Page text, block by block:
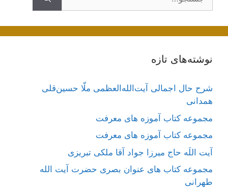
نوشته‌های تازه
شرح حال اجمالی آیت‌الله‌العظمی ملّا حسین‌قلی
همدانی
مجموعه کتاب آموزه های معرفت
مجموعه کتاب آموزه های معرفت
آیت اللَه حاج میرزا جواد آقا ملکی تبریزی
مجموعه کتاب های عنوان بصری حضرت آیت الله
طهرانی